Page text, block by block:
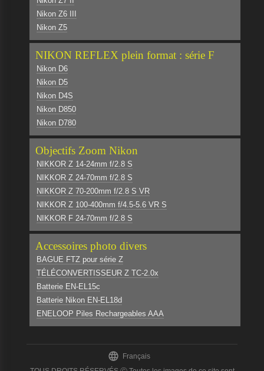
Nikon Z6 III
Nikon Z5
NIKON REFLEX plein format : série F
Nikon D6
Nikon D5
Nikon D4S
Nikon D850
Nikon D780
Objectifs Zoom Nikon
NIKKOR Z 14-24mm f/2.8 S
NIKKOR Z 24-70mm f/2.8 S
NIKKOR Z 70-200mm f/2.8 S VR
NIKKOR Z 100-400mm f/4.5-5.6 VR S
NIKKOR F 24-70mm f/2.8 S
Accessoires photo divers
BAGUE FTZ pour série Z
TÉLÉCONVERTISSEUR Z TC-2.0x
Batterie EN-EL15c
Batterie Nikon EN-EL18d
ENELOOP Piles Rechargeables AAA
 Français